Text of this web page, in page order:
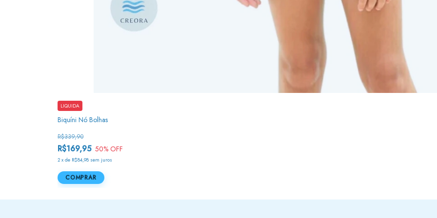
Biquíni Nó Bolhas
R$169,95
R$339,90
50% OFF
2 x de R$84,98 sem juros
LIQUIDA
COMPRAR